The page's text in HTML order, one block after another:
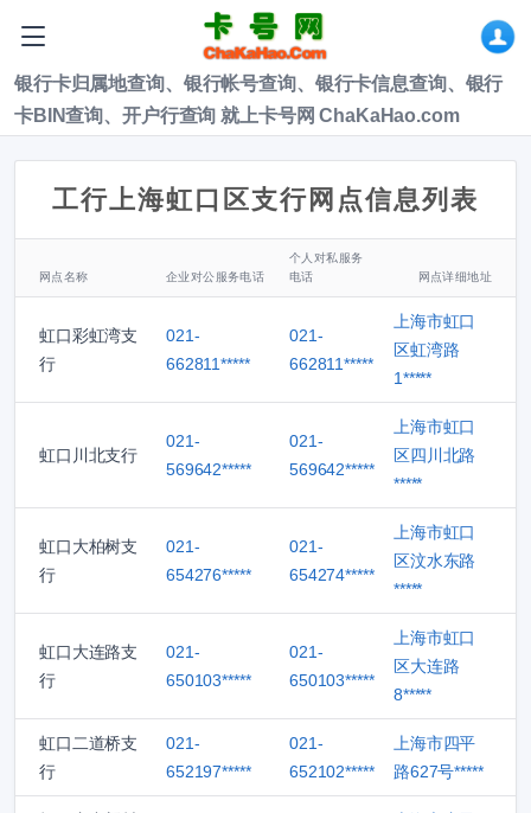
银行卡归属地查询、银行帐号查询、银行卡信息查询、银行
卡BIN查询、开户行查询 就上卡号网 ChaKaHao.com
工行上海虹口区支行网点信息列表
网点名称 企业对公服务电话
个人对私服务
电话
网点详细地址
虹口彩虹湾支
行
021-
662811*****
021-
662811*****
上海市虹口
区虹湾路
1*****
虹口川北支行
021-
569642*****
021-
569642*****
上海市虹口
区四川北路
*****
虹口大柏树支
行
021-
654276*****
021-
654274*****
上海市虹口
区汶水东路
*****
虹口大连路支
行
021-
650103*****
021-
650103*****
上海市虹口
区大连路
8*****
虹口二道桥支
行
021-
652197*****
021-
652102*****
上海市四平
路627号*****